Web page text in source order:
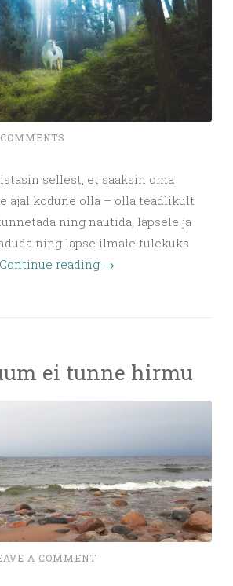
sellest, et saaksin oma
ajal kodune olla – olla teadlikult
ning nautida, lapsele ja
ning lapse ilmale tulekuks
Continue reading →
ei tunne hirmu
A COMMENT